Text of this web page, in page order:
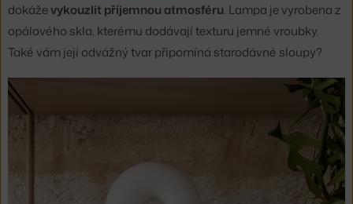
dokáževykouzlit příjemnou atmosféru. Lampa je vyrobena z
opálového skla, kterému dodávají texturu jemné vroubky.
Také vám její odvážný tvar připomíná starodávné sloupy?